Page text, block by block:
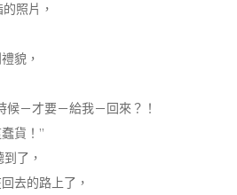
照片，
貌，
－才要－給我－回來？！
貨！”
了，
去的路上了，